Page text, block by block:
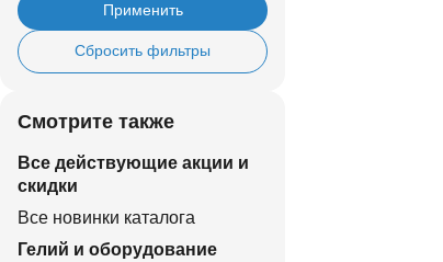
Применить
Сбросить фильтры
Смотрите также
Все действующие акции и
скидки
Все новинки каталога
Гелий и оборудование